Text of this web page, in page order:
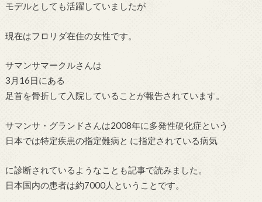
モデルとしても活躍していましたが
現在はフロリダ在住の女性です。
サマンサマークルさんは
3月16日にある
足首を骨折して入院していることが報告されています。
サマンサ・グランドさんは2008年に多発性硬化症という
日本では特定疾患の指定難病と に指定されている病気
に診断されているようなことも記事で読みました。
日本国内の患者は約7000人ということです。